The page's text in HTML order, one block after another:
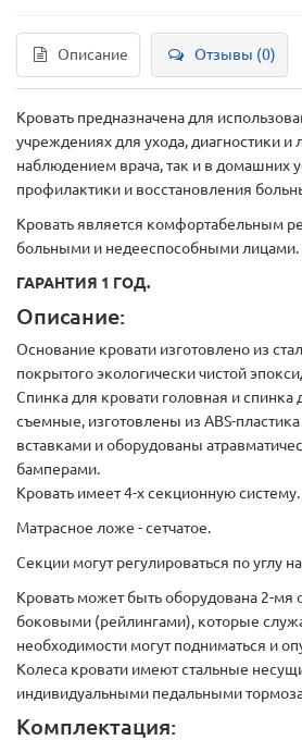
Описание Отзывы (0)
Кровать предназначена для
учреждениях для ухода, диагностики и
наблюдением врача, так и в домашних
профилактики и восстановления
Кровать является комфортабельным
больными и недееспособными лицами.
ГАРАНТИЯ 1 ГОД.
Описание:
Основание кровати изготовлено из
покрытого экологически чистой
Спинка для кровати головная и спинка
съемные, изготовлены из ABS-
вставками и оборудованы
бамперами.
Кровать имеет 4-х секционную систему.
Матрасное ложе - сетчатое.
Секции могут регулироваться по углу
Кровать может быть оборудована 2-мя
боковыми (рейлингами), которые
необходимости могут подниматься и
Колеса кровати имеют стальные
индивидуальными педальными
Комплектация: